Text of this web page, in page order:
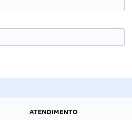
ATENDIMENTO